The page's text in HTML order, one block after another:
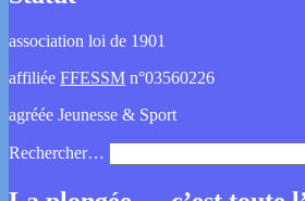
association loi de 1901
affiliée FFESSM n°03560226
agréée Jeunesse & Sport
Rechercher…